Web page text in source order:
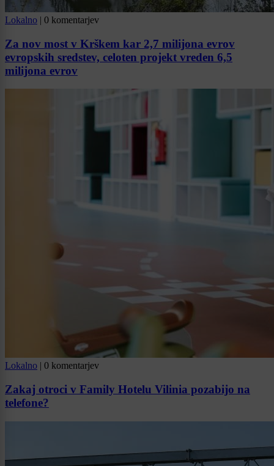
Lokalno | 0 komentarjev
Za nov most v Krškem kar 2,7 milijona evrov
evropskih sredstev, celoten projekt vreden 6,5
milijona evrov
Lokalno | 0 komentarjev
Zakaj otroci v Family Hotelu Vilinia pozabijo na
telefone?